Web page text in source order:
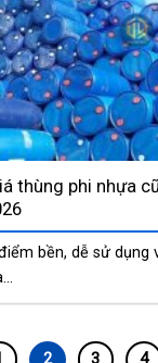
thùng phi nhựa
bền, dễ sử dụng
2 3 4